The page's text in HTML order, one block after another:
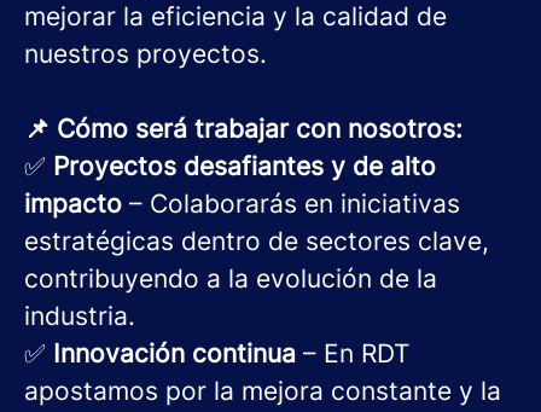
mejorar la eficiencia y la calidad de
nuestros proyectos.
📌 Cómo será trabajar con nosotros:
✅ Proyectos desafiantes y de alto
impacto – Colaborarás en iniciativas
estratégicas dentro de sectores clave,
contribuyendo a la evolución de la
industria.
✅ Innovación continua – En RDT
apostamos por la mejora constante y la